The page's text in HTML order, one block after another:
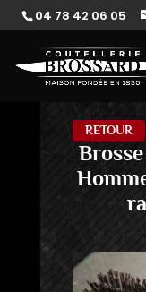
04 78 42 06 05
RETOUR